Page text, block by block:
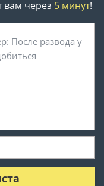
вам через 5 минут!